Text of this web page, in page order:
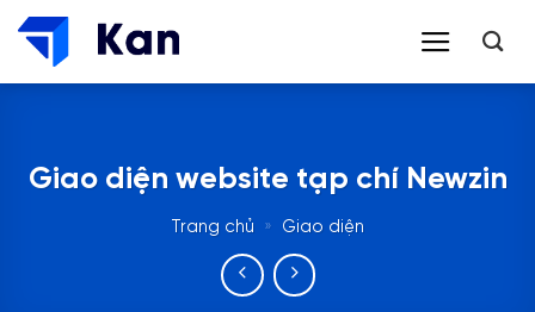
Bỏ
qua
nội
Giao diện website tạp chí Newzin
Trang chủ » Giao diện